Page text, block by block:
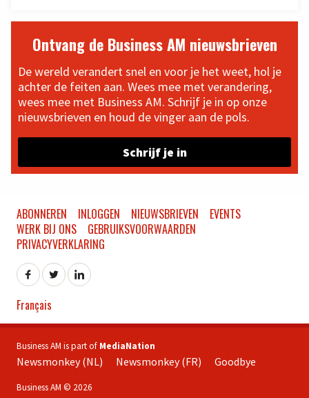
Ontvang de Business AM nieuwsbrieven
De wereld verandert snel en voor je het weet, hol je
achter de feiten aan. Wees mee met verandering,
wees mee met Business AM. Schrijf je in op onze
nieuwsbrieven en houd de vinger aan de pols.
Schrijf je in
ABONNEREN INLOGGEN NIEUWSBRIEVEN
EVENTS
WERK BIJ ONS
GEBRUIKSVOORWAARDEN
PRIVACYVERKLARING
Français
Business AM is part of MediaNation
Newsmonkey (NL) Newsmonkey (FR) Goodbye
Business AM © 2026